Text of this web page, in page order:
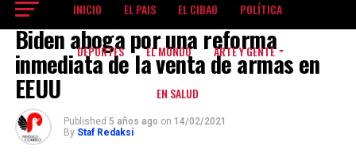
INICIO EL PAIS EL CIBAO POLÍTICA
DEPORTES EL MUNDO ARTE Y GENTE
EN SALUD
EL MUNDO
Biden aboga por una reforma
inmediata de la venta de armas en
EEUU
Published 5 años ago on 14/02/2021
By Staf Redaksi